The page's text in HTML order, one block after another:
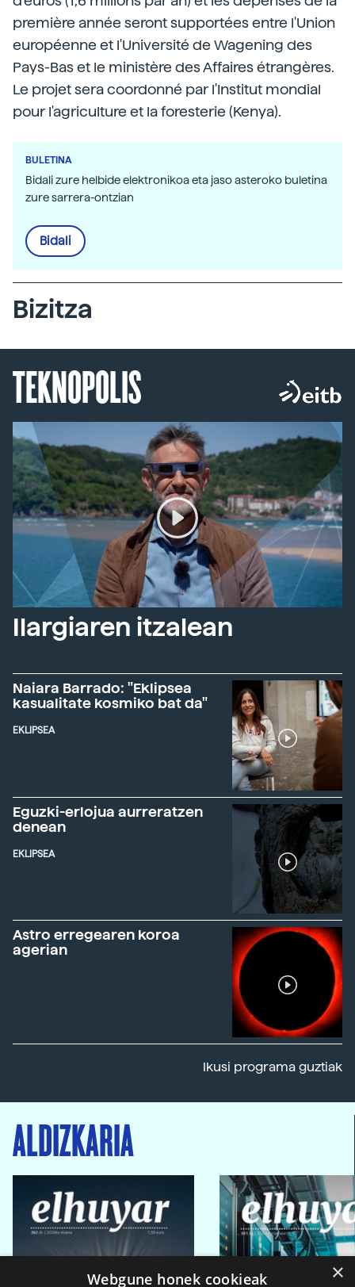
première année seront supportées entre l'Union
européenne et l'Université de Wagening des
Pays-Bas et le ministère des Affaires étrangères.
Le projet sera coordonné par l'Institut mondial
pour l'agriculture et la foresterie (Kenya).
BULETINA
Bidali zure helbide elektronikoa eta jaso asteroko buletina
zure sarrera-ontzian
Bidali
Bizitza
TEKNOPOLIS
Ilargiaren itzalean
Naiara Barrado: "Eklipsea
kasualitate kosmiko bat da"
EKLIPSEA
Eguzki-erlojua aurreratzen
denean
EKLIPSEA
Astro erregearen koroa
agerian
Ikusi programa guztiak
ALDIZKARIA
×
Webgune honek cookieak